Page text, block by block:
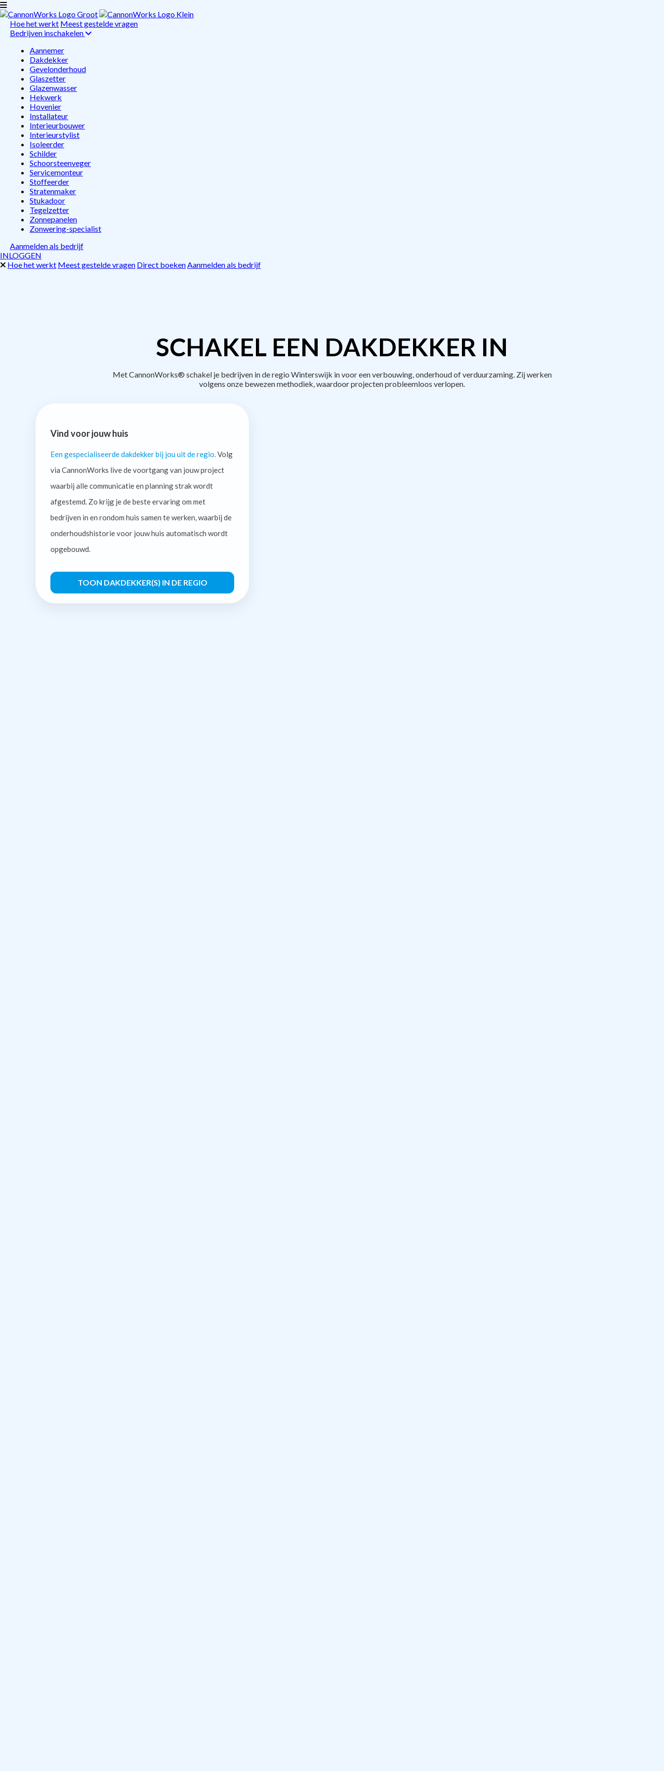
Hoe het werkt Meest gestelde vragen
Bedrijven inschakelen
Aannemer
Dakdekker
Gevelonderhoud
Glaszetter
Glazenwasser
Hekwerk
Hovenier
Installateur
Interieurbouwer
Interieurstylist
Isoleerder
Schilder
Schoorsteenveger
Servicemonteur
Stoffeerder
Stratenmaker
Stukadoor
Tegelzetter
Zonnepanelen
Zonwering-specialist
Aanmelden als bedrijf
INLOGGEN
Hoe het werkt Meest gestelde vragen Direct boekenAanmelden als bedrijf
SCHAKEL EEN DAKDEKKER IN
Met CannonWorks® schakel je bedrijven in de regio Winterswijk in voor een verbouwing, onderhoud of verduurzaming. Zij werken
volgens onze bewezen methodiek, waardoor projecten probleemloos verlopen.
Vind voor jouw huis
Een gespecialiseerde dakdekker bij jou uit de regio. Volg
via CannonWorks live de voortgang van jouw project
waarbij alle communicatie en planning strak wordt
afgestemd. Zo krijg je de beste ervaring om met
bedrijven in en rondom huis samen te werken, waarbij de
onderhoudshistorie voor jouw huis automatisch wordt
opgebouwd.
TOON DAKDEKKER(S) IN DE REGIO